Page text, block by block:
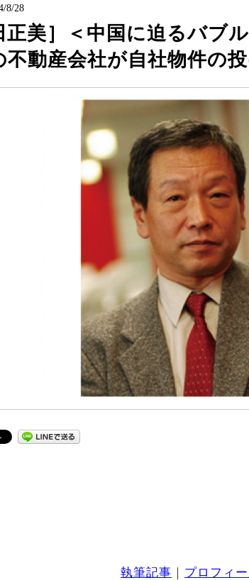
8/28
正美］＜中国に迫るバブ
不動産会社が自社物件の
執筆記事 ｜ プロフィ